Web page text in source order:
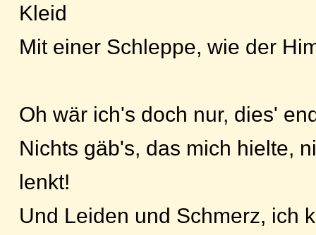
Kleid
Mit einer Schleppe, wie der
Oh wär ich's doch nur, dies'
Nichts gäb's, das mich hielte,
lenkt!
Und Leiden und Schmerz, ich